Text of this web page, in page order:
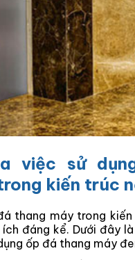
việc sử
kiến trúc
thang máy trong
đáng kể. Dưới đây
ốp đá thang máy